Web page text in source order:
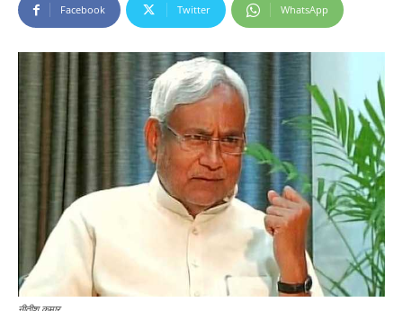
Facebook Twitter WhatsApp